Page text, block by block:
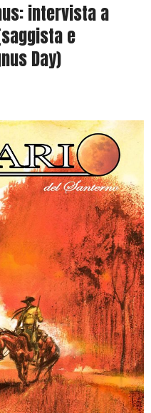
intervista a
e
Day)